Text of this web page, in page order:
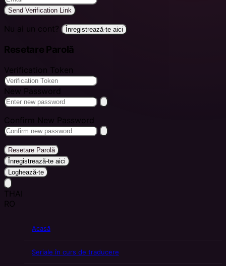
Send Verification Link
Nu ai un cont? Înregistrează-te aici
Resetare Parolă
Verification Token
New Password
Confirm New Password
Resetare Parolă
Înregistrează-te aici
Loghează-te
THAI
RO
Acasă
Seriale în curs de traducere